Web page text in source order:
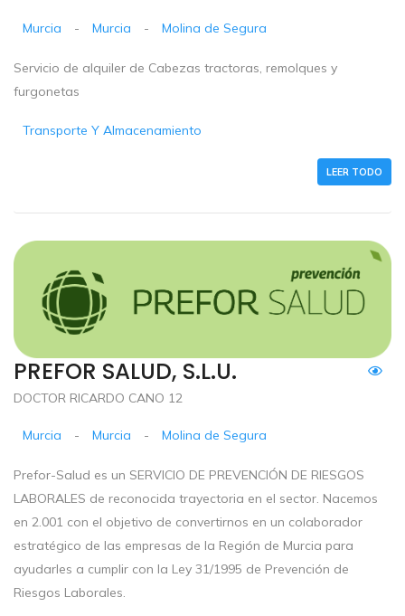
Murcia - Murcia - Molina de Segura
Servicio de alquiler de Cabezas tractoras, remolques y
furgonetas
Transporte Y Almacenamiento
LEER TODO
PREFOR SALUD, S.L.U.
DOCTOR RICARDO CANO 12
Murcia - Murcia - Molina de Segura
Prefor-Salud es un SERVICIO DE PREVENCIÓN DE RIESGOS
LABORALES de reconocida trayectoria en el sector. Nacemos
en 2.001 con el objetivo de convertirnos en un colaborador
estratégico de las empresas de la Región de Murcia para
ayudarles a cumplir con la Ley 31/1995 de Prevención de
Riesgos Laborales.